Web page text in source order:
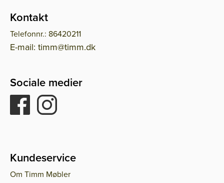
Kontakt
Telefonnr.: 86420211
E-mail: timm@timm.dk
Sociale medier
Kundeservice
Om Timm Møbler